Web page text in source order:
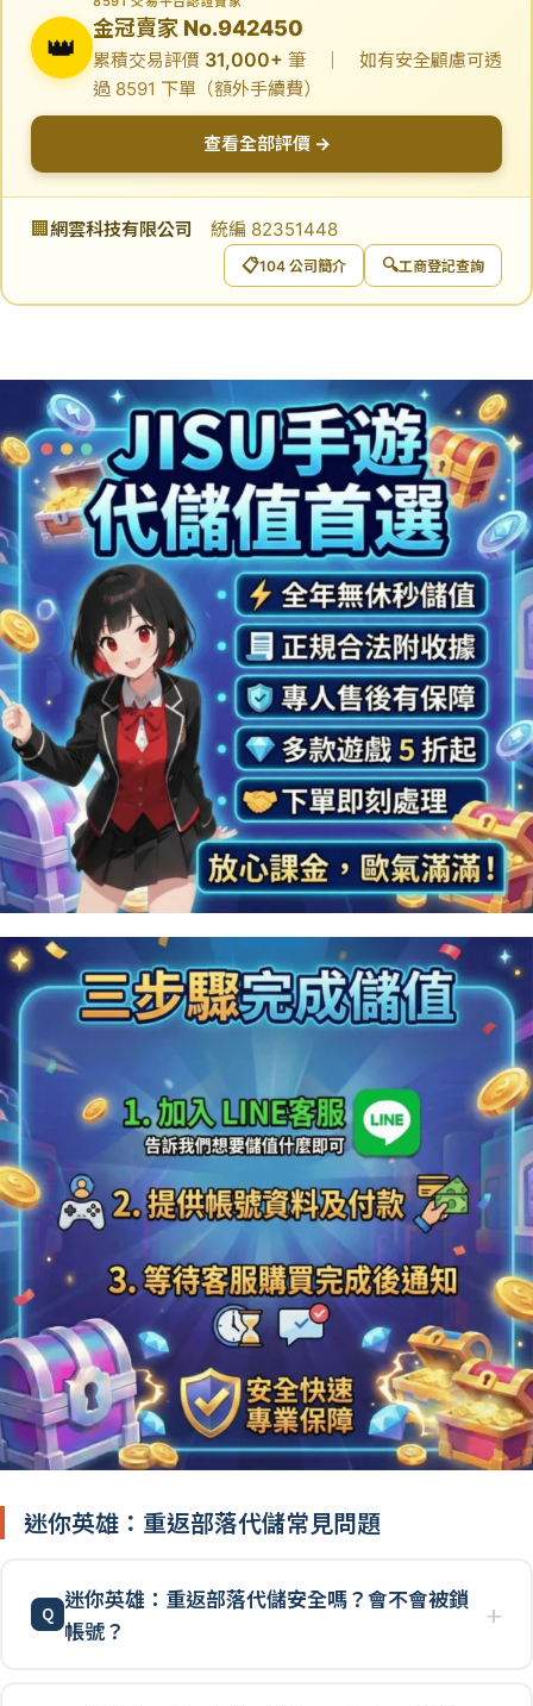
👑
金冠賣家 No.942450
累積交易評價 31,000+ 筆 ｜ 如有安全顧慮可透
過 8591 下單（額外手續費）
查看全部評價 →
🏢 網雲科技有限公司 統編 82351448
📋104 公司簡介 🔍工商登記查詢
迷你英雄：重返部落代儲常見問題
迷你英雄：重返部落代儲安全嗎？會不會被鎖
帳號？